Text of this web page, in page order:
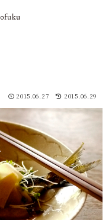
2015.06.27 2015.06.29